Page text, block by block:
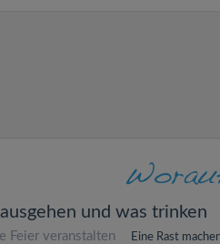
und was trinken
Feier veranstalten Eine Rast